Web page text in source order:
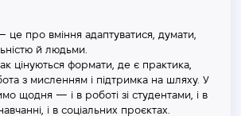
про вміння адаптуватися, думати,
й людьми.
цінуються формати, де є практика,
з мисленням і підтримка на шляху. У
щодня — і в роботі зі студентами, і в
і в соціальних проєктах.